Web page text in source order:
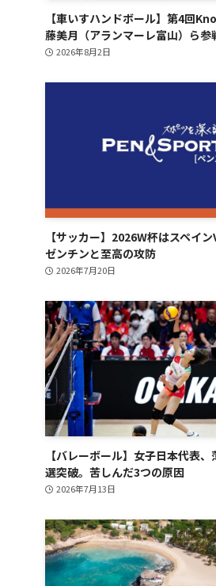
【車いすハンドボール】第4回
藤美月（アランマーレ富山）ら参
2026年8月2日
【サッカー】2026W杯はスペイ
ゼンチンと至高の攻防
2026年7月20日
【バレーボール】女子日本代表
選突破。苦しんだ3つの原因
2026年7月13日